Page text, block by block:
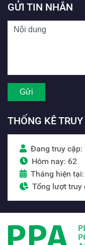
GỬI TIN NHẮN
THỐNG KÊ
Đang truy cập:
Hôm nay: 62
Tháng hiện
Tổng lượt truy